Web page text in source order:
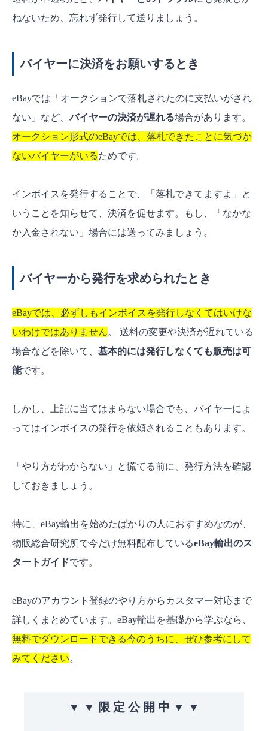
ねないため、忘れず発行して送りましょう。
バイヤーに決済をお願いするとき
eBayでは「オークションで落札されたのに支払いがされ
ない」など、バイヤーの決済が遅れる場合があります。
オークション形式のeBayでは、落札できたことに気づか
ないバイヤーがいるためです。
インボイスを発行することで、「落札できてますよ」と
いうことを知らせて、決済を促せます。もし、「なかな
か入金されない」場合には送ってみましょう。
バイヤーから発行を求められたとき
eBayでは、必ずしもインボイスを発行しなくてはいけな
いわけではありません。 送料の変更や決済が遅れている
場合などを除いて、 基本的には発行しなくても販売は可
能です。
しかし、上記に当てはまらない場合でも、バイヤーによ
ってはインボイスの発行を依頼されることもあります。
「やり方がわからない」と慌てる前に、発行方法を確認
しておきましょう。
特に、eBay輸出を始めたばかりの人におすすめなのが、
物販総合研究所で今だけ無料配布しているeBay輸出のス
タートガイドです。
eBayのアカウント登録のやり方からカスタマー対応まで
詳しくまとめています。eBay輸出を基礎から学ぶなら、
無料でダウンロードできる今のうちに、ぜひ参考にして
みてください。
▼ ▼ 限 定 公 開 中 ▼ ▼